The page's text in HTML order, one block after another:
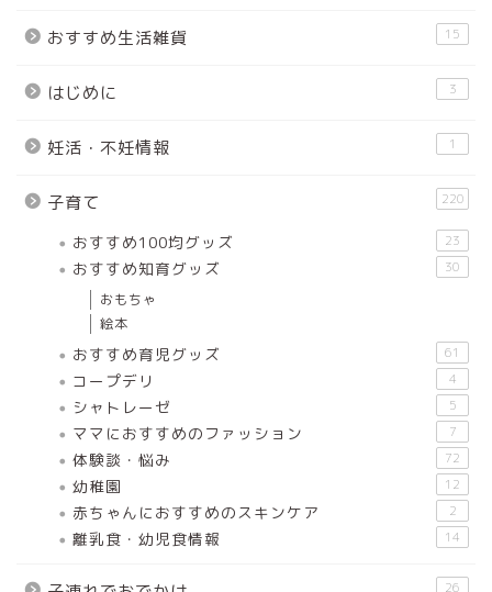
おすすめ生活雑貨 15
はじめに 3
妊活・不妊情報 1
子育て 220
おすすめ100均グッズ 23
おすすめ知育グッズ 30
おもちゃ
絵本
おすすめ育児グッズ 61
コープデリ 4
シャトレーゼ 5
ママにおすすめのファッション 7
体験談・悩み 72
幼稚園 12
赤ちゃんにおすすめのスキンケア 2
離乳食・幼児食情報 14
26